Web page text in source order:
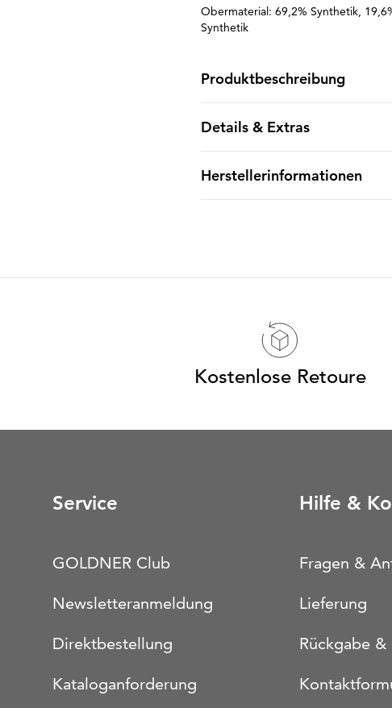
Obermaterial: 69,2% Synthetik,
Synthetik
Produktbeschreibung
Details & Extras
Herstellerinformationen
Kostenlose Retoure
Service
GOLDNER Club
Newsletteranmeldung
Direktbestellung
Kataloganforderung
Hilfe &
Fragen &
Lieferung
Rückgabe &